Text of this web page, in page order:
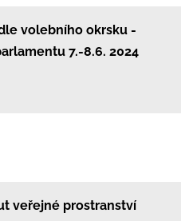
volebního okrsku -
7.-8.6. 2024
veřejné prostranství